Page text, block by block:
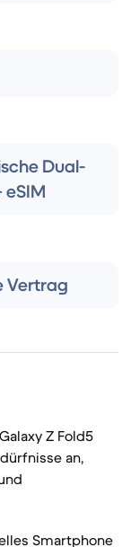
Dual-
eSIM
Vertrag
Z Fold5
an,
Smartphone